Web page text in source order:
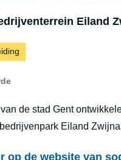
e
e
r
B
r
a
e
k
Eiland
de stad Gent
Eiland
op de website van